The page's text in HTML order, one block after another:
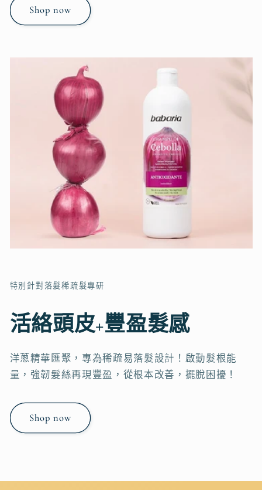
Shop now
特別針對落髮稀疏髮專研
活絡頭皮+豐盈髮感
洋蔥精華匯聚，專為稀疏易落髮設計！啟動髮根能
量，強韌髮絲再現豐盈，從根本改善，擺脫困擾！
Shop now